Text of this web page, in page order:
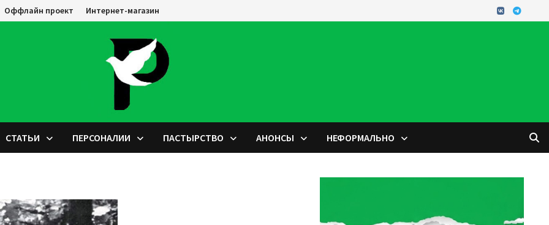
Оффлайн проект Интернет-магазин
СТАТЬИ ПЕРСОНАЛИИ ПАСТЫРСТВО АНОНСЫ НЕФОРМАЛЬНО